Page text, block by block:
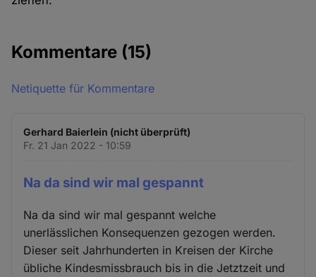
Kommentare (15)
Netiquette für Kommentare
Gerhard Baierlein (nicht überprüft)
Fr. 21 Jan 2022 - 10:59
Na da sind wir mal gespannt
Na da sind wir mal gespannt welche
unerlässlichen Konsequenzen gezogen werden.
Dieser seit Jahrhunderten in Kreisen der Kirche
übliche Kindesmissbrauch bis in die Jetztzeit und